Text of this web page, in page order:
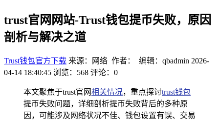
trust官网网站-Trust钱包提币失败，原因
剖析与解决之道
Trust钱包官方下载 来源：网络 作者： 编辑：qbadmin 2026-
04-14 18:40:45 浏览：568 评论：0
本文聚焦于trust官网相关情况，重点探讨trust钱包
提币失败问题，详细剖析提币失败背后的多种原
因，可能涉及网络状况不佳、钱包设置有误、交易